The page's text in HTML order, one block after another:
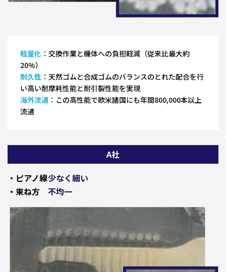
軽量化 ：交換作業と機体への負担軽減（従来比最大約
20%）
耐久性 ：天然ゴムと合成ゴムのバランスのとれた配合を行
い高い耐摩耗性能と耐引裂性能を実現
海外流通 ：この高性能で欧米諸国にも年間800,000本以上
流通
A社
・ピアノ線少なく細い
・束ね方
不均一